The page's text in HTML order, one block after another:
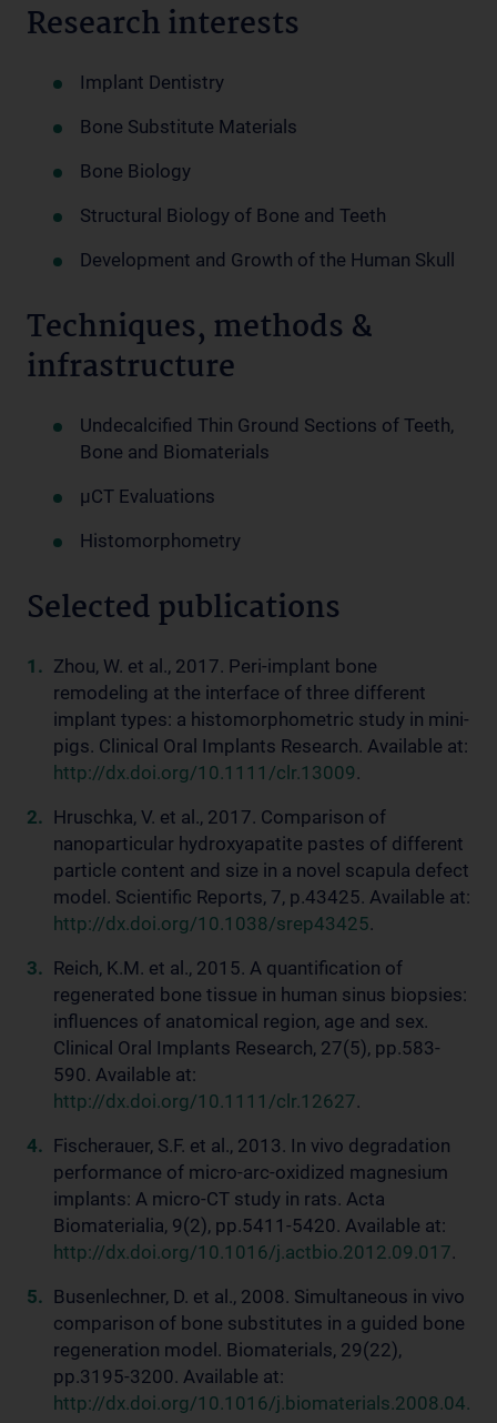
Research interests
Implant Dentistry
Bone Substitute Materials
Bone Biology
Structural Biology of Bone and Teeth
Development and Growth of the Human Skull
Techniques, methods &
infrastructure
Undecalcified Thin Ground Sections of Teeth,
Bone and Biomaterials
µCT Evaluations
Histomorphometry
Selected publications
Zhou, W. et al., 2017. Peri-implant bone
remodeling at the interface of three different
implant types: a histomorphometric study in mini-
pigs. Clinical Oral Implants Research. Available at:
http://dx.doi.org/10.1111/clr.13009.
Hruschka, V. et al., 2017. Comparison of
nanoparticular hydroxyapatite pastes of different
particle content and size in a novel scapula defect
model. Scientific Reports, 7, p.43425. Available at:
http://dx.doi.org/10.1038/srep43425.
Reich, K.M. et al., 2015. A quantification of
regenerated bone tissue in human sinus biopsies:
influences of anatomical region, age and sex.
Clinical Oral Implants Research, 27(5), pp.583-
590. Available at:
http://dx.doi.org/10.1111/clr.12627.
Fischerauer, S.F. et al., 2013. In vivo degradation
performance of micro-arc-oxidized magnesium
implants: A micro-CT study in rats. Acta
Biomaterialia, 9(2), pp.5411-5420. Available at:
http://dx.doi.org/10.1016/j.actbio.2012.09.017.
Busenlechner, D. et al., 2008. Simultaneous in vivo
comparison of bone substitutes in a guided bone
regeneration model. Biomaterials, 29(22),
pp.3195-3200. Available at:
http://dx.doi.org/10.1016/j.biomaterials.2008.04.